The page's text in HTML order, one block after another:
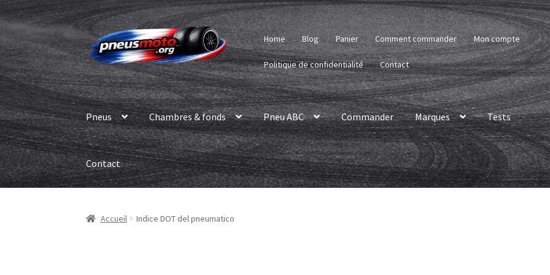
Aller
à
la
navigation
Aller
au
contenu
Home Blog Panier Comment commander Mon compte
Politique de confidentialité Contact
Pneus Chambres & fonds Pneu ABC Commander Marques Tests
Contact
Accueil Indice DOT del pneumatico